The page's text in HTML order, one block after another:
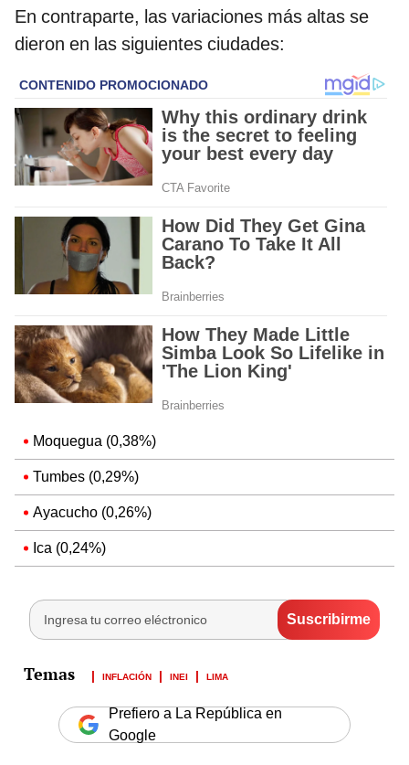
En contraparte, las variaciones más altas se
dieron en las siguientes ciudades:
Moquegua (0,38%)
Tumbes (0,29%)
Ayacucho (0,26%)
Ica (0,24%)
INFLACIÓN INEI LIMA
Prefiero a La República en
Google